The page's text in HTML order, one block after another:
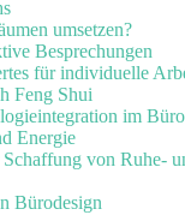
umsetzen?
Besprechungen
für individuelle
Feng Shui
im
Energie
von Ruhe-
Bürodesign